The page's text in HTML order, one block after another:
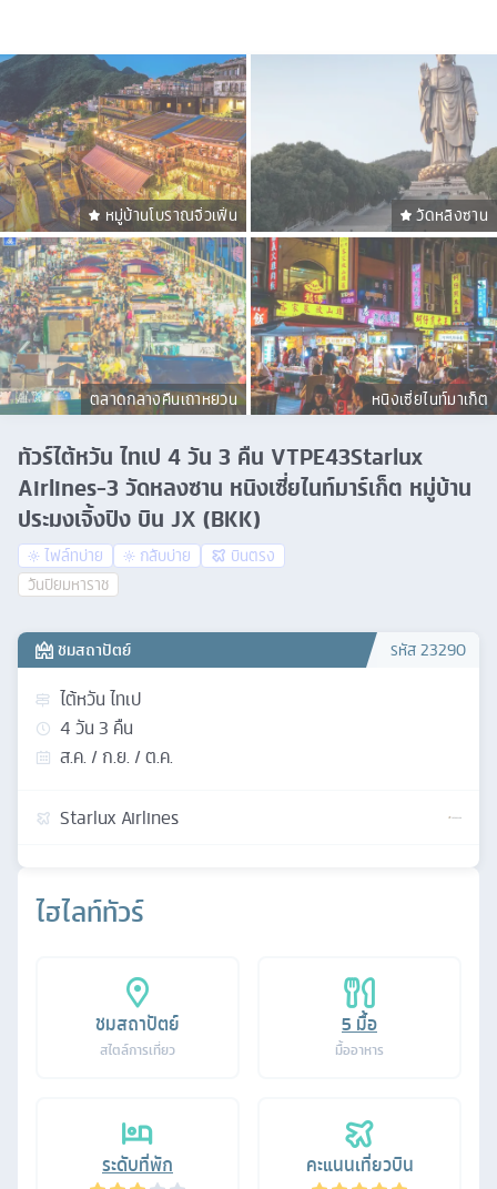
หมู่บ้านโบราณจิ่วเฟิ่น วัดหลิงซาน
ตลาดกลางคืนเถาหยวน หนิงเซี่ยไนท์มาเก็ต
ทัวร์ไต้หวัน ไทเป 4 วัน 3 คืน VTPE43Starlux
Airlines-3 วัดหลงซาน หนิงเซี่ยไนท์มาร์เก็ต หมู่บ้าน
ประมงเจิ้งปิง บิน JX (BKK)
ไฟล์ทบ่าย กลับบ่าย
บินตรง
วันปิยมหาราช
ไฮไลท์ทัวร์
ชมสถาปัตย์
สไตล์การเที่ยว
5 มื้อ
มื้ออาหาร
ระดับที่พัก คะแนนเที่ยวบิน
ชมสถาปัตย์ รหัส23290
ไต้หวัน ไทเป
4วัน3 คืน
ส.ค. / ก.ย. / ต.ค.
Starlux Airlines